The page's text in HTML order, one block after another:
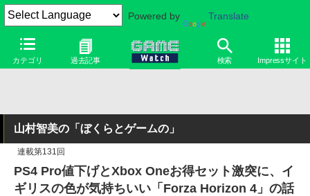
Powered by Translate
カテゴリ 過去記事 検索 Impressサイト
山村智美の「ぼくらとゲームの」
連載第131回
PS4 Pro値下げとXbox Oneお得セット激突に、イ
ギリスの色が気持ちいい「Forza Horizon 4」の話